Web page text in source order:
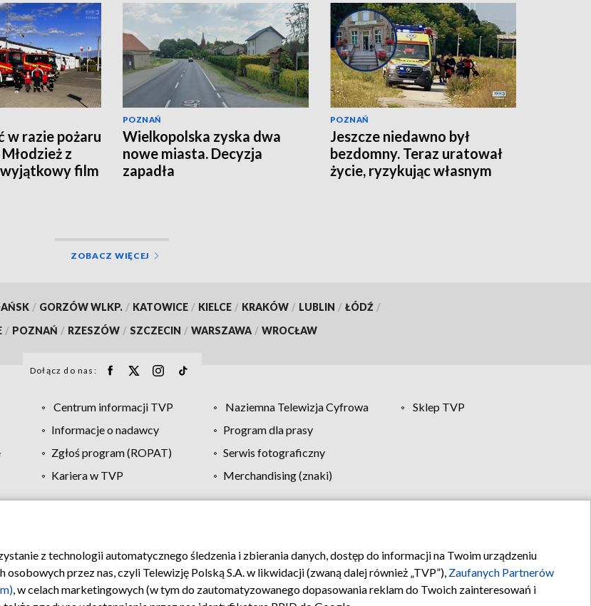
w razie pożaru
z
wyjątkowy film
POZNAŃ
Wielkopolska zyska dwa
nowe miasta. Decyzja
zapadła
POZNAŃ
Jeszcze niedawno był
bezdomny. Teraz uratował
życie, ryzykując własnym
ZOBACZ WIĘCEJ
/ GORZÓW WLKP. / KATOWICE / KIELCE / KRAKÓW / LUBLIN / ŁÓDŹ /
/ POZNAŃ / RZESZÓW / SZCZECIN / WARSZAWA / WROCŁAW
Dołącz do nas:
Centrum informacji TVP Naziemna Telewizja Cyfrowa
Sklep TVP
Informacje o nadawcy
Program dla prasy
Zgłoś program (ROPAT)
Serwis fotograficzny
Kariera w TVP
Merchandising (znaki)
Moje zgody Pomoc Biuro reklamy Kontakt
z technologii automatycznego śledzenia i zbierania danych, dostęp do informacji na Twoim urządzeniu
przez nas, czyli Telewizję Polską S.A. w likwidacji (zwaną dalej również „TVP”), Zaufanych Partnerów
, w celach marketingowych (w tym do zautomatyzowanego dopasowania reklam do Twoich zainteresowań i